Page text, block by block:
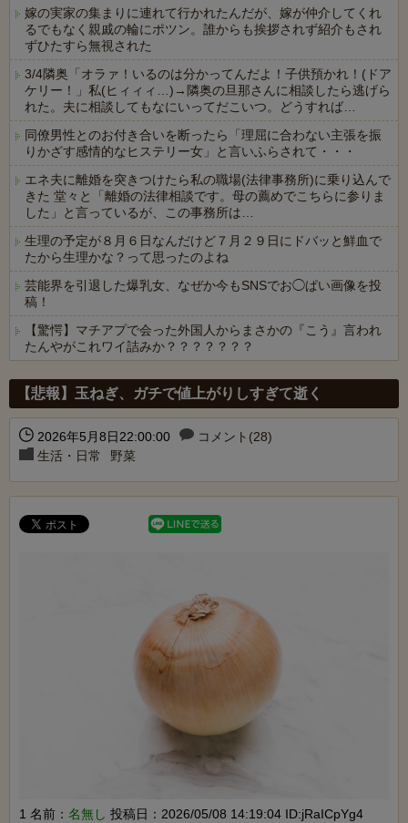
嫁の実家の集まりに連れて行かれたんだが、嫁が仲介してくれ
るでもなく親戚の輪にポツン。誰からも挨拶されず紹介もされ
ずひたすら無視された
3/4隣奥「オラァ！いるのは分かってんだよ！子供預かれ！(ドア
ケリー！」私(ヒィィィ…)→隣奥の旦那さんに相談したら逃げら
れた。夫に相談してもなにいってだこいつ。どうすれば…
同僚男性とのお付き合いを断ったら「理屈に合わない主張を振
りかざす感情的なヒステリー女」と言いふらされて・・・
エネ夫に離婚を突きつけたら私の職場(法律事務所)に乗り込んで
きた 堂々と「離婚の法律相談です。母の薦めでこちらに参りま
した」と言っているが、この事務所は…
生理の予定が８月６日なんだけど７月２９日にドバッと鮮血で
たから生理かな？って思ったのよね
芸能界を引退した爆乳女、なぜか今もSNSでお◯ぱい画像を投
稿！
【驚愕】マチアプで会った外国人からまさかの『こう』言われ
たんやがこれワイ詰みか？？？？？？？
【悲報】玉ねぎ、ガチで値上がりしすぎて逝く
2026年5月8日22:00:00
コメント(28)
生活・日常
野菜
1 名前： 名無し 投稿日：2026/05/08 14:19:04 ID:jRaICpYg4